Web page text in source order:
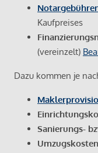
Kaufpreises
(vereinzelt)
Dazu kommen je
Sanierungs-
Umzugskosten